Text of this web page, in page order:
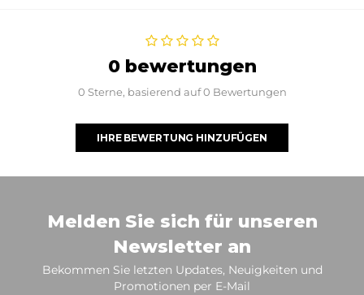
0 bewertungen
0 Sterne, basierend auf 0 Bewertungen
IHRE BEWERTUNG HINZUFÜGEN
Melden Sie sich für unseren
Newsletter an
Bekommen Sie letzten Updates, Neuigkeiten und
Promotionen per E-Mail